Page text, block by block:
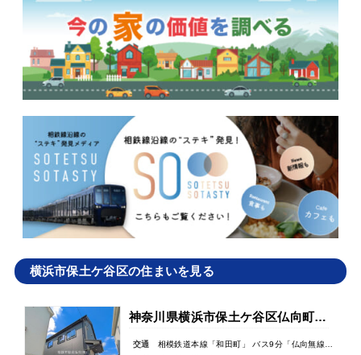
横浜市保土ケ谷区の住まいを見る
神奈川県横浜市保土ケ谷区仏向町新築戸建
交通
相模鉄道本線「和田町」 バス9分「仏向無線塔」バス停徒歩3分